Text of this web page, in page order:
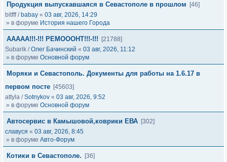
Продукция выпускавшаяся в Севастополе в прошлом
[46]
bitfff/ babay « 03 авг, 2026, 14:29
» в форуме История нашего Города
ААААА!!!-!!! РЕМОООНТ!!!-!!!
[21788]
Subarik /Олег Бачинский « 03 авг, 2026, 11:12
» в форуме Основной форум
Моряки и Севастополь. Документы для работы на 1.6.17 в
первом посте [45603]
attyla /Sotnykov « 03 авг, 2026, 9:52
» в форуме Основной форум
Автосервис в Камышовой,коврики ЕВА [302]
славуся « 03 авг, 2026, 8:45
» в форуме Авто-Форум
Котики в Севастополе.
[36]